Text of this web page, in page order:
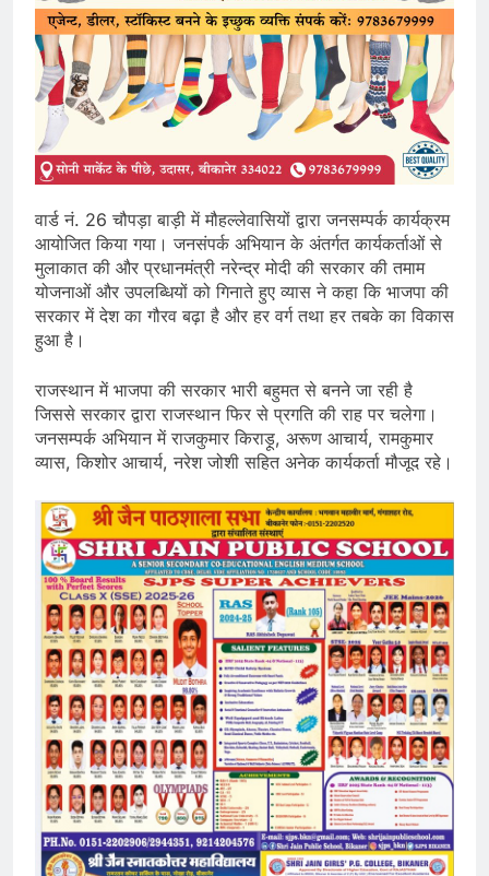
वार्ड नं. 26 चौपड़ा बाड़ी में मौहल्लेवासियों द्वारा जनसम्पर्क कार्यक्रम
आयोजित किया गया। जनसंपर्क अभियान के अंतर्गत कार्यकर्ताओं से
मुलाकात की और प्रधानमंत्री नरेन्द्र मोदी की सरकार की तमाम
योजनाओं और उपलब्धियों को गिनाते हुए व्यास ने कहा कि भाजपा की
सरकार में देश का गौरव बढ़ा है और हर वर्ग तथा हर तबके का विकास
हुआ है।
राजस्थान में भाजपा की सरकार भारी बहुमत से बनने जा रही है
जिससे सरकार द्वारा राजस्थान फिर से प्रगति की राह पर चलेगा।
जनसम्पर्क अभियान में राजकुमार किराड़ू, अरूण आचार्य, रामकुमार
व्यास, किशोर आचार्य, नरेश जोशी सहित अनेक कार्यकर्ता मौजूद रहे।